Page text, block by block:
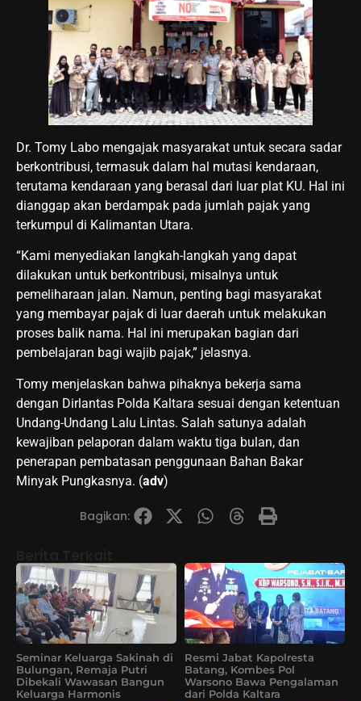
Dr. Tomy Labo mengajak masyarakat untuk secara sadar
berkontribusi, termasuk dalam hal mutasi kendaraan,
terutama kendaraan yang berasal dari luar plat KU. Hal ini
dianggap akan berdampak pada jumlah pajak yang
terkumpul di Kalimantan Utara.
“Kami menyediakan langkah-langkah yang dapat
dilakukan untuk berkontribusi, misalnya untuk
pemeliharaan jalan. Namun, penting bagi masyarakat
yang membayar pajak di luar daerah untuk melakukan
proses balik nama. Hal ini merupakan bagian dari
pembelajaran bagi wajib pajak,” jelasnya.
Tomy menjelaskan bahwa pihaknya bekerja sama
dengan Dirlantas Polda Kaltara sesuai dengan ketentuan
Undang-Undang Lalu Lintas. Salah satunya adalah
kewajiban pelaporan dalam waktu tiga bulan, dan
penerapan pembatasan penggunaan Bahan Bakar
Minyak Pungkasnya. (adv)
Bagikan:
Seminar Keluarga Sakinah di
Bulungan, Remaja Putri
Dibekali Wawasan Bangun
Keluarga Harmonis
Resmi Jabat Kapolresta
Batang, Kombes Pol
Warsono Bawa Pengalaman
dari Polda Kaltara